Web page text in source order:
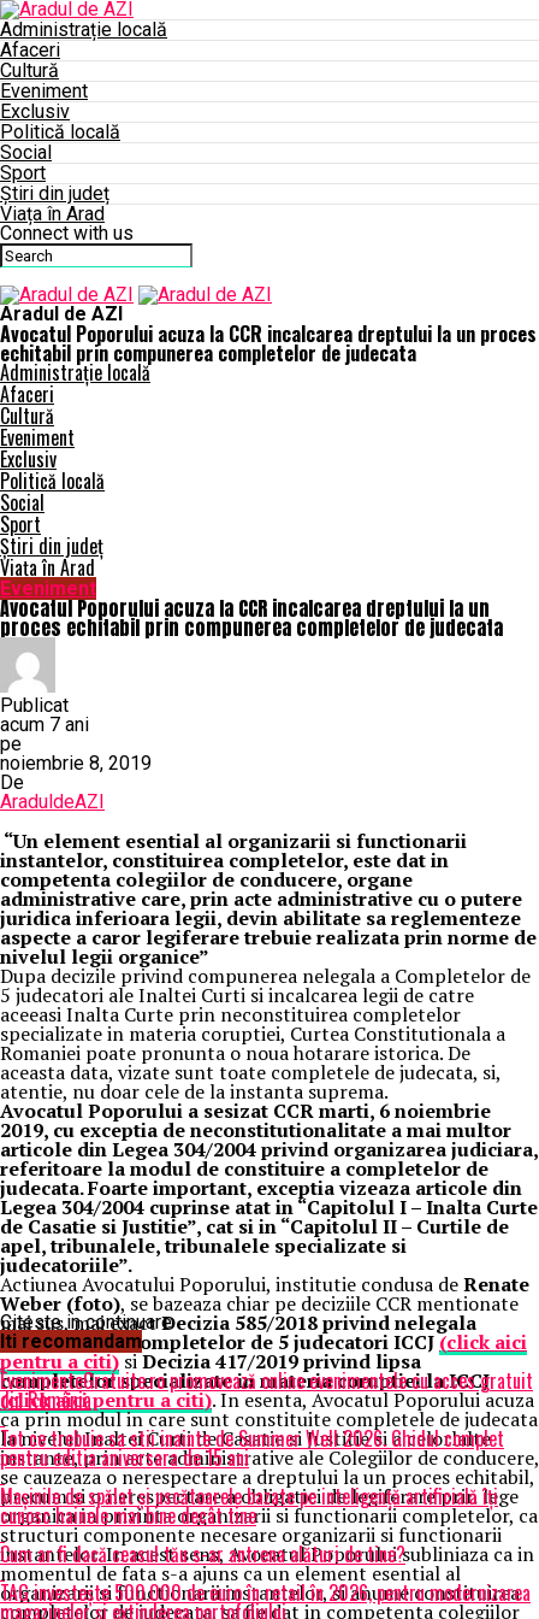
Administrație locală
Afaceri
Cultură
Eveniment
Exclusiv
Politică locală
Social
Sport
Știri din județ
Viața în Arad
Connect with us
Aradul de AZI
Avocatul Poporului acuza la CCR incalcarea dreptului la un proces
echitabil prin compunerea completelor de judecata
Administrație locală
Afaceri
Cultură
Eveniment
Exclusiv
Politică locală
Social
Sport
Știri din județ
Viața în Arad
Eveniment
Avocatul Poporului acuza la CCR incalcarea dreptului la un
proces echitabil prin compunerea completelor de judecata
Publicat
acum 7 ani
pe
noiembrie 8, 2019
De
AraduldeAZI
“Un element esential al organizarii si functionarii
instantelor, constituirea completelor, este dat in
competenta colegiilor de conducere, organe
administrative care, prin acte administrative cu o putere
juridica inferioara legii, devin abilitate sa reglementeze
aspecte a caror legiferare trebuie realizata prin norme de
nivelul legii organice”
Dupa decizile privind compunerea nelegala a Completelor de
5 judecatori ale Inaltei Curti si incalcarea legii de catre
aceeasi Inalta Curte prin neconstituirea completelor
specializate in materia coruptiei, Curtea Constitutionala a
Romaniei poate pronunta o noua hotarare istorica. De
aceasta data, vizate sunt toate completele de judecata, si,
atentie, nu doar cele de la instanta suprema.
Avocatul Poporului a sesizat CCR marti, 6 noiembrie
2019, cu exceptia de neconstitutionalitate a mai multor
articole din Legea 304/2004 privind organizarea judiciara,
referitoare la modul de constituire a completelor de
judecata. Foarte important, exceptia vizeaza articole din
Legea 304/2004 cuprinse atat in “Capitolul I – Inalta Curte
de Casatie si Justitie”, cat si in “Capitolul II – Curtile de
apel, tribunalele, tribunalele specializate si
judecatoriile”.
Actiunea Avocatului Poporului, institutie condusa deRenate
Weber (foto), se bazeaza chiar pe deciziile CCR mentionate
mai sus, mai exactDecizia 585/2018 privind nelegala
compunere a Completelor de 5 judecatori ICCJ(click aici
pentru a citi)siDecizia 417/2019 privind lipsa
completelor specializate in materia coruptiei la ICCJ
(click aici pentru a citi). In esenta, Avocatul Poporului acuza
ca prin modul in care sunt constituite completele de judecata
la nivelul Inaltei Curti de Casatie si Justitie si a celorlalte
instante, prin acte administrative ale Colegiilor de conducere,
se cauzeaza o nerespectare a dreptului la un proces echitabil,
precum si o nerespectare a obligatiei de legiferare prin lege
organica in privinta organizarii si functionarii completelor, ca
structuri componente necesare organizarii si functionarii
instantelor. In acest sens, Avocatul Poporului subliniaza ca in
momentul de fata s-a ajuns ca un element esential al
organizarii si functionarii instantelor, si anume constituirea
completelor de judecata, sa fie dat in competenta colegiilor
Citeste in continuare
Iti recomandam
EvenimenteGratuite.ro promovează online evenimentele cu acces gratuit
din România
Tot ce trebuie sa stii inainte de Summer Well 2026. Ghidul complet
pentru editia aniversara de 15 ani
Mașinile de spălat și uscătoarele bazate pe inteligență artificială îți
cunosc hainele mai bine decât tine
Cum ar fi dacă ceasul tău s-ar antrena alături de tine?
TAG investește 500.000 de euro în retail în 2026, pentru modernizarea
magazinelor și extinderea portofoliului